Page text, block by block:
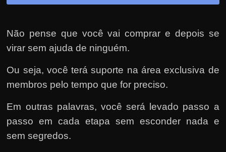
Não pense que você vai comprar e depois se
virar sem ajuda de ninguém.
Ou seja, você terá suporte na área exclusiva de
membros pelo tempo que for preciso.
Em outras palavras, você será levado passo a
passo em cada etapa sem esconder nada e
sem segredos.